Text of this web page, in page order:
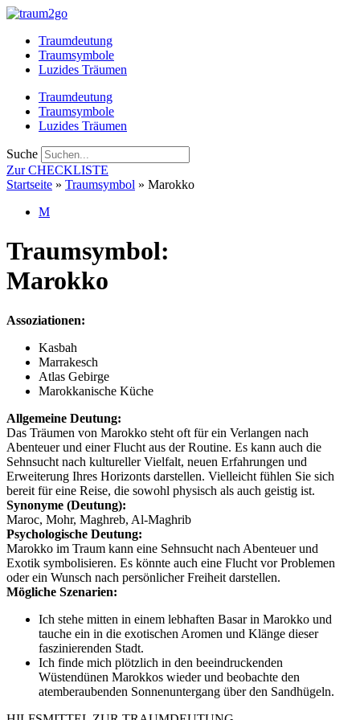
Zum
springenTraumdeutung
Traumsymbole
Luzides Träumen
Traumdeutung
Traumsymbole
Luzides Träumen
Suche
Zur CHECKLISTE
Startseite » Traumsymbol » Marokko
M
Traumsymbol:
Marokko
Assoziationen:
Kasbah
Marrakesch
Atlas Gebirge
Marokkanische Küche
Allgemeine Deutung:
Das Träumen von Marokko steht oft für ein Verlangen nach
Abenteuer und einer Flucht aus der Routine. Es kann auch die
Sehnsucht nach kultureller Vielfalt, neuen Erfahrungen und
Erweiterung Ihres Horizonts darstellen. Vielleicht fühlen Sie sich
bereit für eine Reise, die sowohl physisch als auch geistig ist.
Synonyme (Deutung):
Maroc, Mohr, Maghreb, Al-Maghrib
Psychologische Deutung:
Marokko im Traum kann eine Sehnsucht nach Abenteuer und
Exotik symbolisieren. Es könnte auch eine Flucht vor Problemen
oder ein Wunsch nach persönlicher Freiheit darstellen.
Mögliche Szenarien:
Ich stehe mitten in einem lebhaften Basar in Marokko und
tauche ein in die exotischen Aromen und Klänge dieser
faszinierenden Stadt.
Ich finde mich plötzlich in den beeindruckenden
Wüstendünen Marokkos wieder und beobachte den
atemberaubenden Sonnenuntergang über den Sandhügeln.